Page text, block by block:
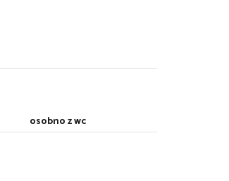
osobno z wc